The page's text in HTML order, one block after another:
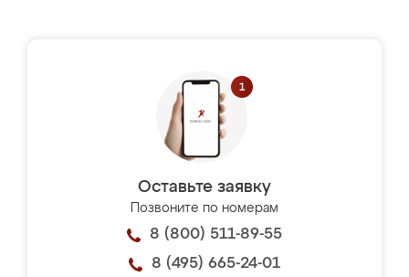
Оставьте заявку
Позвоните по номерам
8 (800) 511-89-55
8 (495) 665-24-01